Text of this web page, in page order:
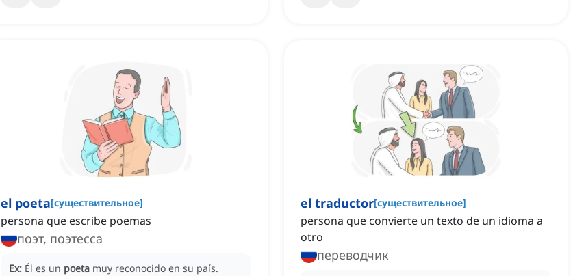
el poeta[существительное]
persona que escribe poemas
поэт, поэтесса
Ex: Él es un poeta muy reconocido en su país.
el traductor[существительное]
persona que convierte un texto de un idioma a
otro
переводчик